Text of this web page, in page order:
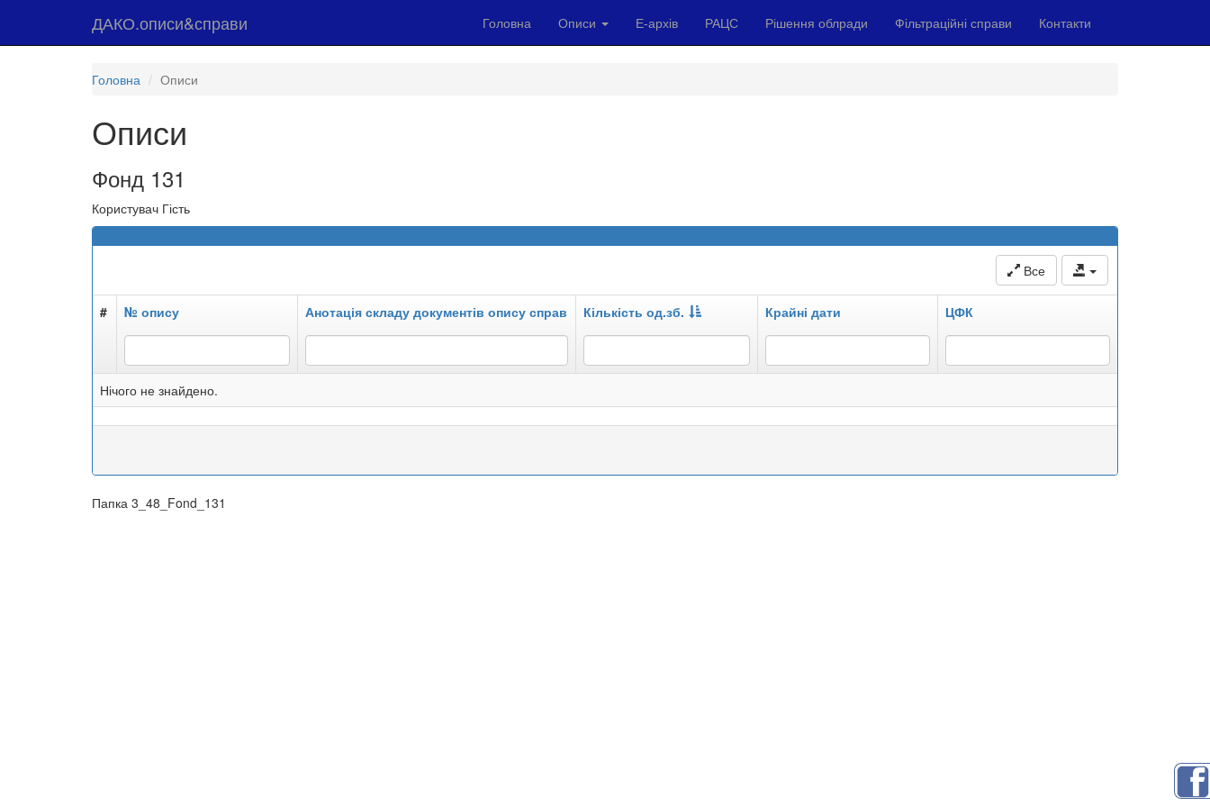
ДАКО.описи&справи Головна Описи Е-архів РАЦС Рішення облради Фільтраційні справи Контакти
Головна Описи
Описи
Фонд 131
Користувач Гість
Все
# № опису Анотація складу документів опису справ Кількість од.зб. Крайні дати ЦФК
Нічого не знайдено.
Папка 3_48_Fond_131